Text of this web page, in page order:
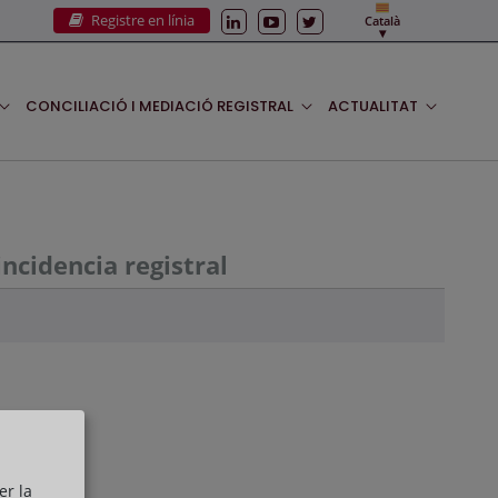
Registre en línia Català
CONCILIACIÓ I MEDIACIÓ REGISTRAL ACTUALITAT
registral
la